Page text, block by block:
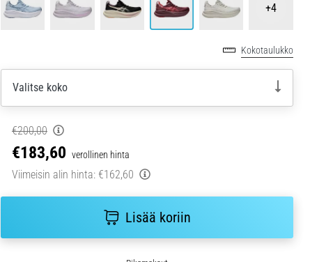
+4
Kokotaulukko
Valitse koko
€200,00
€183,60 verollinen hinta
Viimeisin alin hinta: €162,60
Lisää koriin